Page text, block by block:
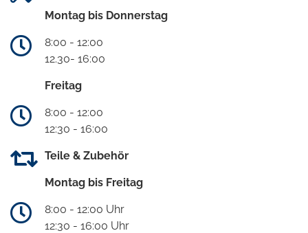
Montag bis Donnerstag
8:00 - 12:00
12.30- 16:00
Freitag
8:00 - 12:00
12:30 - 16:00
Teile & Zubehör
Montag bis Freitag
8:00 - 12:00 Uhr
12:30 - 16:00 Uhr